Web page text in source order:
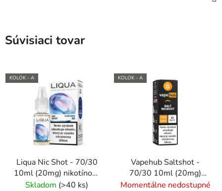
Súvisiaci tovar
KOLOK - A
Liqua Nic Shot - 70/30
10ml (20mg) nikotínový
booster
Skladom (>40 ks)
KOLOK - A
Vapehub Saltshot -
70/30 10ml (20mg)
nikotínový booster
Momentálne nedostupné